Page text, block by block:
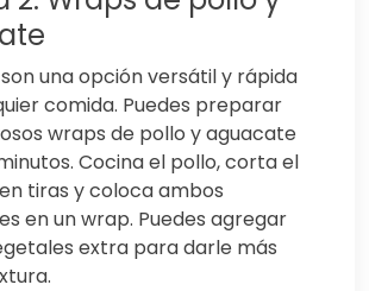
una opción versátil y rápida
comida. Puedes preparar
wraps de pollo y aguacate
Cocina el pollo, corta el
tiras y coloca ambos
en un wrap. Puedes agregar
extra para darle más